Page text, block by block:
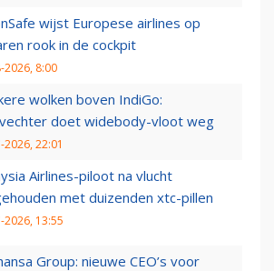
wijst Europese airlines op
rook in de cockpit
2026, 8:00
wolken boven IndiGo:
doet widebody-vloot weg
2026, 22:01
Airlines-piloot na vlucht
met duizenden xtc-pillen
2026, 13:55
Group: nieuwe CEO’s voor